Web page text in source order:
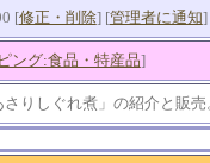
[修正・削除] [管理者に通知]
ング:食品・特産品]
りしぐれ煮」の紹介と販売